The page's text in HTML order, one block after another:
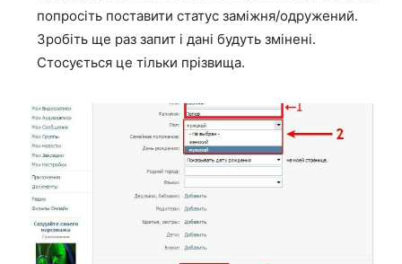
попросіть поставити статус заміжня/одружений.
Зробіть ще раз запит і дані будуть змінені.
Стосується це тільки прізвища.